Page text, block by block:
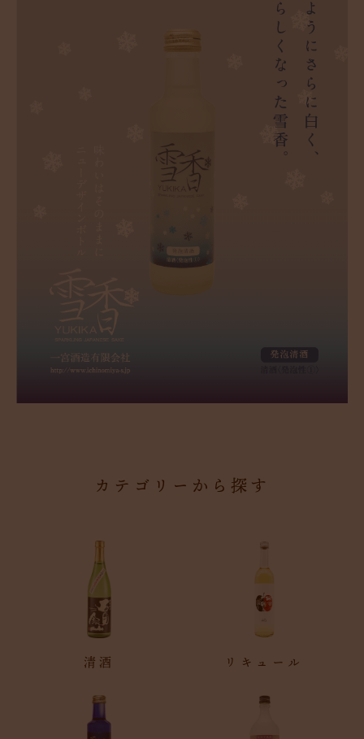
カテゴリーから探す
清酒 リキュール